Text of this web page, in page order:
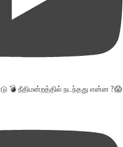
💣 நீதிமன்றத்தில் நடந்தது என்ன ?😱